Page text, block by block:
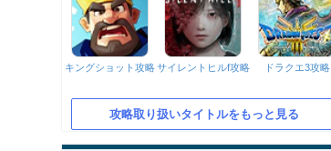
キングショット攻略サイレントヒルf攻略 ドラクエ3攻略
攻略取り扱いタイトルをもっと見る